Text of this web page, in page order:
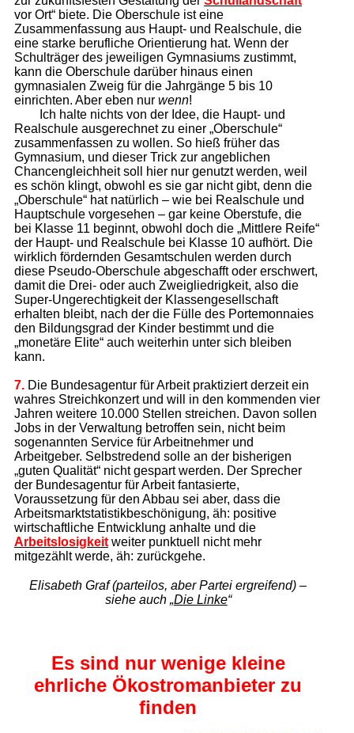
vor Ort“ biete. Die Oberschule ist eine
Zusammenfassung aus Haupt- und Realschule, die
eine starke berufliche Orientierung hat. Wenn der
Schulträger des jeweiligen Gymnasiums zustimmt,
kann die Oberschule darüber hinaus einen
gymnasialen Zweig für die Jahrgänge 5 bis 10
einrichten. Aber eben nur wenn!
Ich halte nichts von der Idee, die Haupt- und
Realschule ausgerechnet zu einer „Oberschule“
zusammenfassen zu wollen. So hieß früher das
Gymnasium, und dieser Trick zur angeblichen
Chancengleichheit soll hier nur genutzt werden, weil
es schön klingt, obwohl es sie gar nicht gibt, denn die
„Oberschule“ hat natürlich – wie bei Realschule und
Hauptschule vorgesehen – gar keine Oberstufe, die
bei Klasse 11 beginnt, obwohl doch die „Mittlere Reife“
der Haupt- und Realschule bei Klasse 10 aufhört. Die
wirklich fördernden Gesamtschulen werden durch
diese Pseudo-Oberschule abgeschafft oder erschwert,
damit die Drei- oder auch Zweigliedrigkeit, also die
Super-Ungerechtigkeit der Klassengesellschaft
erhalten bleibt, nach der die Fülle des Portemonnaies
den Bildungsgrad der Kinder bestimmt und die
„monetäre Elite“ auch weiterhin unter sich bleiben
kann.
7.Die Bundesagentur für Arbeit praktiziert derzeit ein
wahres Streichkonzert und will in den kommenden vier
Jahren weitere 10.000 Stellen streichen. Davon sollen
Jobs in der Verwaltung betroffen sein, nicht beim
sogenannten Service für Arbeitnehmer und
Arbeitgeber. Selbstredend solle an der bisherigen
„guten Qualität“ nicht gespart werden. Der Sprecher
der Bundesagentur für Arbeit fantasierte,
Voraussetzung für den Abbau sei aber, dass die
Arbeitsmarktstatistikbeschönigung, äh: positive
wirtschaftliche Entwicklung anhalte und die
Arbeitslosigkeitweiter punktuell nicht mehr
mitgezählt werde, äh: zurückgehe.
Elisabeth Graf (parteilos, aber Partei ergreifend) –
siehe auch „Die Linke“
Es sind nur wenige kleine
ehrliche Ökostromanbieter zu
finden